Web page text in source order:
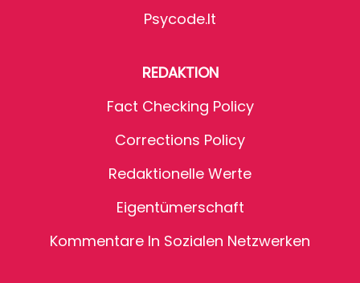
Psycode.it
REDAKTION
Fact Checking Policy
Corrections Policy
Redaktionelle Werte
Eigentümerschaft
Kommentare In Sozialen Netzwerken